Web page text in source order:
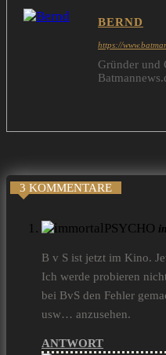
BERND
https://
Gründer und
3 KOMMENTARE
B v S ist jetzt im Kino.
Ich werde probieren
bei BvS den Fehler
usw… anzusehen.
ANTWORT